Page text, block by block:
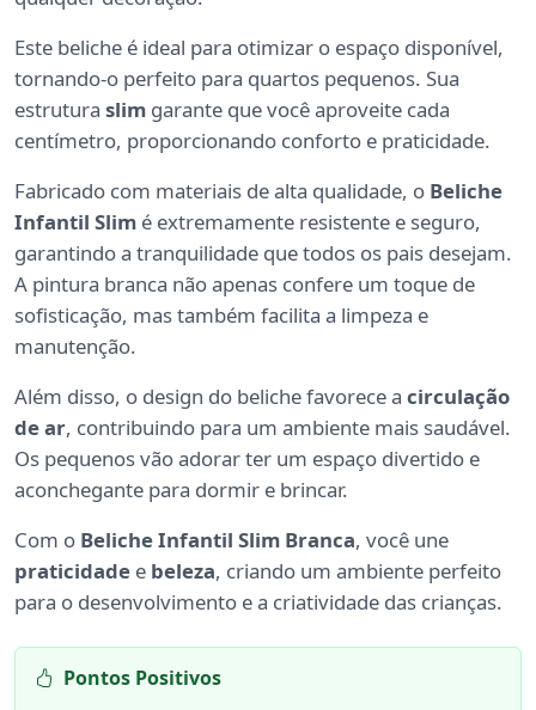
Este beliche é ideal para otimizar o espaço disponível,
tornando-o perfeito para quartos pequenos. Sua
estrutura slim garante que você aproveite cada
centímetro, proporcionando conforto e praticidade.
Fabricado com materiais de alta qualidade, o Beliche
Infantil Slim é extremamente resistente e seguro,
garantindo a tranquilidade que todos os pais desejam.
A pintura branca não apenas confere um toque de
sofisticação, mas também facilita a limpeza e
manutenção.
Além disso, o design do beliche favorece a circulação
de ar, contribuindo para um ambiente mais saudável.
Os pequenos vão adorar ter um espaço divertido e
aconchegante para dormir e brincar.
Com o Beliche Infantil Slim Branca, você une
praticidade e beleza, criando um ambiente perfeito
para o desenvolvimento e a criatividade das crianças.
Pontos Positivos